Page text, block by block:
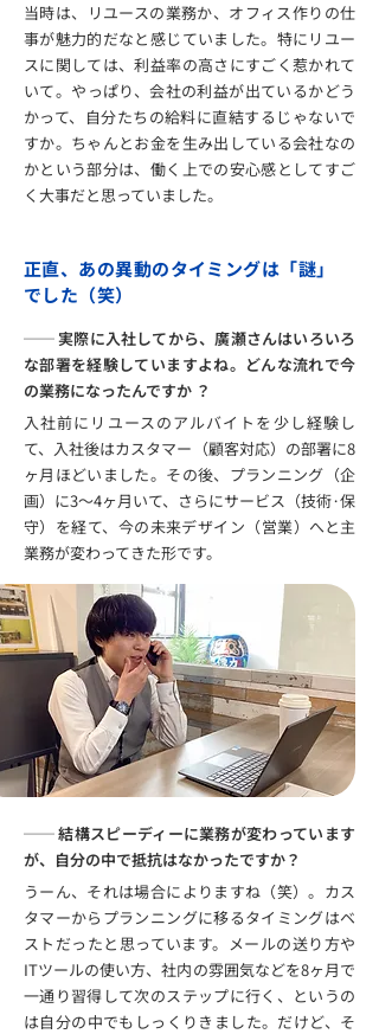
当時は、リユースの業務か、オフィス作りの仕
事が魅力的だなと感じていました。特にリユー
スに関しては、利益率の高さにすごく惹かれて
いて。やっぱり、会社の利益が出ているかどう
かって、自分たちの給料に直結するじゃないで
すか。ちゃんとお金を生み出している会社なの
かという部分は、働く上での安心感としてすご
く大事だと思っていました。
正直、あの異動のタイミングは「謎」
でした（笑）
── 実際に入社してから、廣瀬さんはいろいろ
な部署を経験していますよね。どんな流れで今
の業務になったんですか ？
入社前にリユースのアルバイトを少し経験し
て、入社後はカスタマー（顧客対応）の部署に8
ヶ月ほどいました。その後、プランニング（企
画）に3～4ヶ月いて、さらにサービス（技術·保
守）を経て、今の未来デザイン（営業）へと主
業務が変わってきた形です。
── 結構スピーディーに業務が変わっています
が、自分の中で抵抗はなかったですか？
うーん、それは場合によりますね（笑）。カス
タマーからプランニングに移るタイミングはベ
ストだったと思っています。メールの送り方や
ITツールの使い方、社内の雰囲気などを8ヶ月で
一通り習得して次のステップに行く、というの
は自分の中でもしっくりきました。だけど、そ